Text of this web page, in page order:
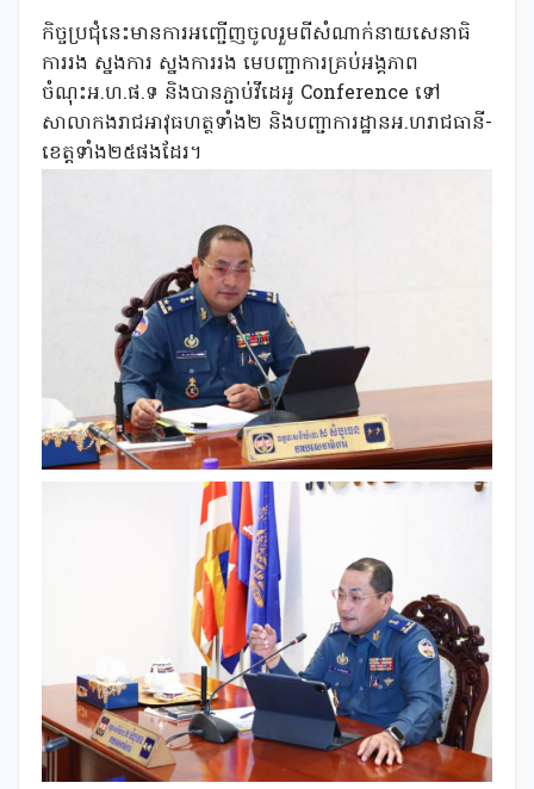
កិច្ចប្រជុំនេះមានការអញ្ជើញចូលរួមពីសំណាក់នាយសេនាធិ
ការរង ស្នងការ ស្នងការរង មេបញ្ជាការគ្រប់អង្គភាព
ចំណុះអ.ហ.ផ.ទ និងបានភ្ជាប់វីដេអូ Conference ទៅ
សាលាកងរាជអាវុធហត្ថទាំង២ និងបញ្ជាការដ្ឋានអ.ហរាជធានី-
ខេត្តទាំង២៥ផងដែរ។